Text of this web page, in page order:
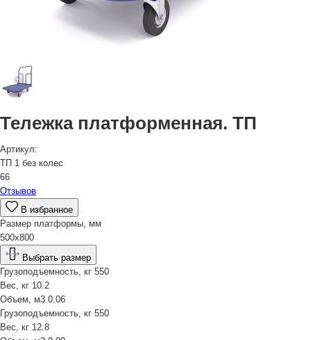
Тележка платформенная. ТП
Артикул:
ТП 1 без колес
66
Отзывов
В избранное
Размер платформы, мм
500х800
Выбрать размер
Грузоподъемность, кг 550
Вес, кг 10.2
Объем, м3 0.06
Грузоподъемность, кг 550
Вес, кг 12.8